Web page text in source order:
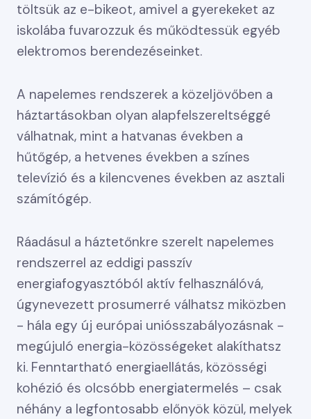
töltsük az e-bikeot, amivel a gyerekeket az
iskolába fuvarozzuk és működtessük egyéb
elektromos berendezéseinket.
A napelemes rendszerek a közeljövőben a
háztartásokban olyan alapfelszereltséggé
válhatnak, mint a hatvanas években a
hűtőgép, a hetvenes években a színes
televízió és a kilencvenes években az asztali
számítógép.
Ráadásul a háztetőnkre szerelt napelemes
rendszerrel az eddigi passzív
energiafogyasztóból aktív felhasználóvá,
úgynevezett prosumerré válhatsz miközben
- hála egy új európai uniósszabályozásnak -
megújuló energia-közösségeket alakíthatsz
ki. Fenntartható energiaellátás, közösségi
kohézió és olcsóbb energiatermelés – csak
néhány a legfontosabb előnyök közül, melyek